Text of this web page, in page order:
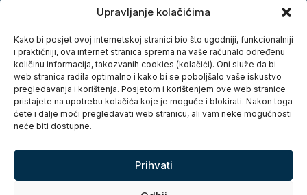
Upravljanje kolačićima
Kako bi posjet ovoj internetskoj stranici bio što ugodniji, funkcionalniji
i praktičniji, ova internet stranica sprema na vaše računalo određenu
količinu informacija, takozvanih cookies (kolačići). Oni služe da bi
web stranica radila optimalno i kako bi se poboljšalo vaše iskustvo
pregledavanja i korištenja. Posjetom i korištenjem ove web stranice
pristajete na upotrebu kolačića koje je moguće i blokirati. Nakon toga
ćete i dalje moći pregledavati web stranicu, ali vam neke mogućnosti
neće biti dostupne.
Prihvati
pisarnica@karlovac.hr
Zaštita osobnih podataka
Pristup informacijama
Kolačići
Izjava o pristupačnosti
Turistička zajednica grada Karlovca